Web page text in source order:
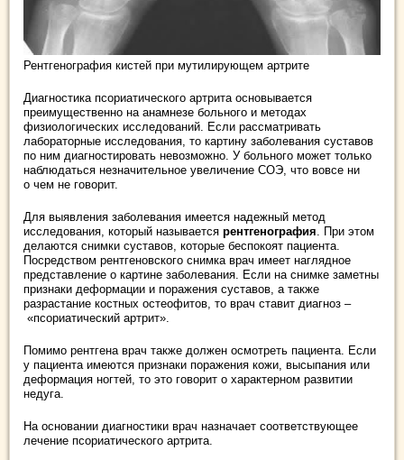
Рентгенография кистей при мутилирующем артрите
Диагностика псориатического артрита основывается
преимущественно на анамнезе больного и методах
физиологических исследований. Если рассматривать
лабораторные исследования, то картину заболевания суставов
по ним диагностировать невозможно. У больного может только
наблюдаться незначительное увеличение СОЭ, что вовсе ни
о чем не говорит.
Для выявления заболевания имеется надежный метод
исследования, который называется рентгенография. При этом
делаются снимки суставов, которые беспокоят пациента.
Посредством рентгеновского снимка врач имеет наглядное
представление о картине заболевания. Если на снимке заметны
признаки деформации и поражения суставов, а также
разрастание костных остеофитов, то врач ставит диагноз –
«псориатический артрит».
Помимо рентгена врач также должен осмотреть пациента. Если
у пациента имеются признаки поражения кожи, высыпания или
деформация ногтей, то это говорит о характерном развитии
недуга.
На основании диагностики врач назначает соответствующее
лечение псориатического артрита.